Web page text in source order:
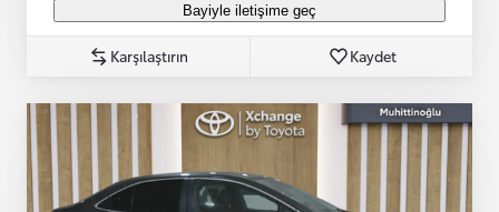
Bayiyle iletişime geç
Karşılaştırın Kaydet